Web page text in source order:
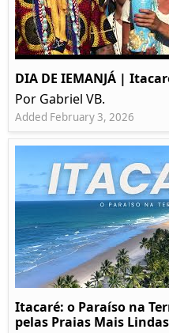
DIA DE IEMANJÁ |
Por Gabriel VB.
Added February 3, 2026
Itacaré: o Paraíso na
pelas Praias Mais